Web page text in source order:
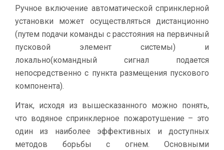
Ручное включение автоматической спринклерной
установки может осуществляться дистанционно
(путем подачи команды с расстояния на первичный
пусковой элемент системы) и
локально(командный сигнал подается
непосредственно с пункта размещения пускового
компонента).
Итак, исходя из вышесказанного можно понять,
что водяное спринклерное пожаротушение – это
один из наиболее эффективных и доступных
методов борьбы с огнем. Основными